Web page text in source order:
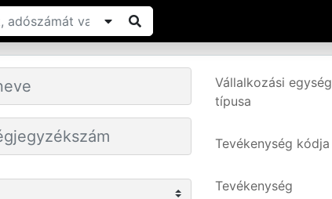
Vállalkozási egység
típusa
Tevékenység kódja
Tevékenység